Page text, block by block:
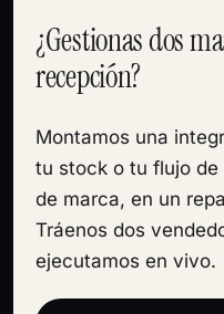
¿Gestionas dos
recepción?
Montamos una
tu stock o tu flujo
de marca, en un
Tráenos dos
ejecutamos en vivo.